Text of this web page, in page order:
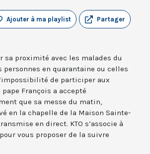
Partager
Ajouter à ma playlist
sa proximité avec les malades du
personnes en quarantaine ou celles
de participer aux
François a accepté
que sa messe du matin,
en la chapelle de la Maison Sainte-
en direct. KTO s’associe à
vous proposer de la suivre